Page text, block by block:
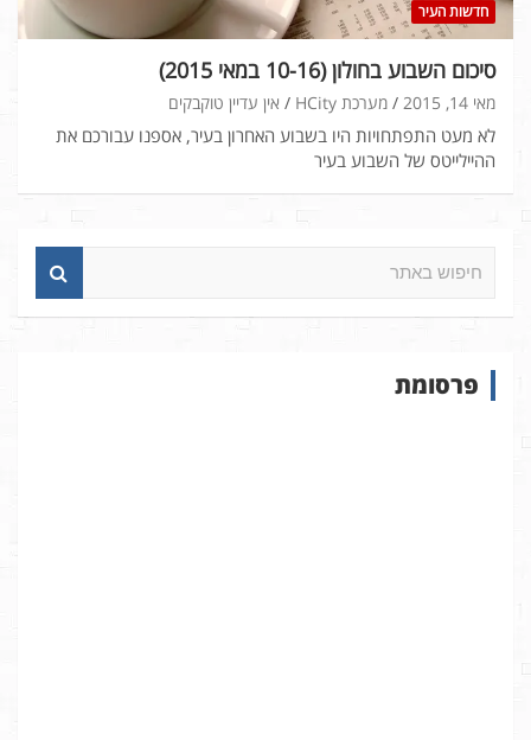
חדשות העיר
סיכום השבוע בחולון (10-16 במאי 2015)
מאי 14, 2015 מערכת HCity אין עדיין טוקבקים
לא מעט התפתחויות היו בשבוע האחרון בעיר, אספנו עבורכם את
ההיילייטס של השבוע בעיר
א
פרסומת